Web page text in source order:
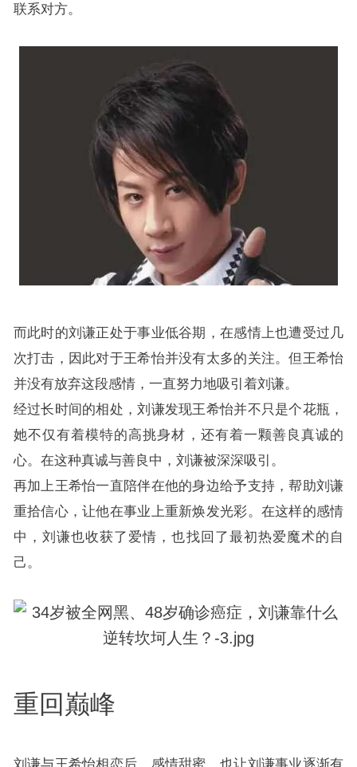
联系对方。
而此时的刘谦正处于事业低谷期，在感情上也遭受过几
次打击，因此对于王希怡并没有太多的关注。但王希怡
并没有放弃这段感情，一直努力地吸引着刘谦。
经过长时间的相处，刘谦发现王希怡并不只是个花瓶，
她不仅有着模特的高挑身材，还有着一颗善良真诚的
心。在这种真诚与善良中，刘谦被深深吸引。
再加上王希怡一直陪伴在他的身边给予支持，帮助刘谦
重拾信心，让他在事业上重新焕发光彩。在这样的感情
中，刘谦也收获了爱情，也找回了最初热爱魔术的自
己。
重回巅峰